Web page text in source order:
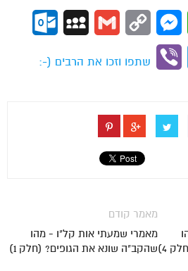
WhatsApp
Messenger
Copy
Gmail
MySpace
Telegram
Viber
שתפו וזכו את הרבים (-:
מאמר קודם
מאמרי שמעתי אות קל"ו - מהו
שהקב"ה שונא את הגופים? (חלק 1)
4)